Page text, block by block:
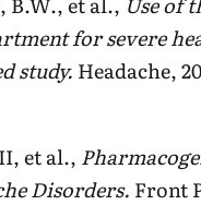
for severe
study. Headache,
et al.,
Disorders. Front